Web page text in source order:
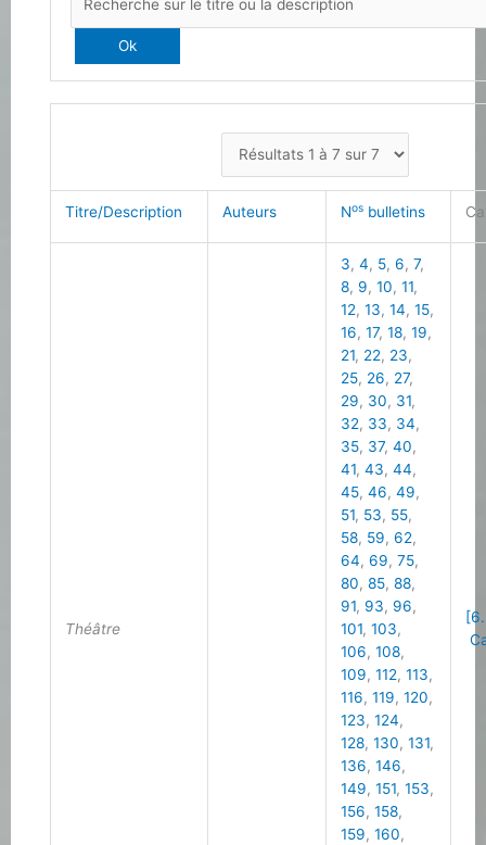
Titre/Description Auteurs Nos bulletins
Théâtre
3,4, 5,6,7,
8, 9,10,11,
12,13,14,15,
16,17,18,19,
21, 22, 23,
25, 26, 27,
29, 30, 31,
32, 33, 34,
35, 37,40,
41,43,44,
45,46,49,
51, 53, 55,
58, 59,62,
64,69,75,
80,85,88,
91, 93, 96,
101,103,
106,108,
109,112,113,
116,119,120,
123,124,
128,130,131,
136,146,
149,151,153,
156,158,
159,160,